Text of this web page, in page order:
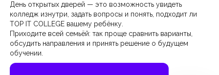
День открытых дверей — это возможность увидеть
колледж изнутри, задать вопросы и понять, подходит ли
TOP IT COLLEGE вашему ребёнку.
Приходите всей семьёй: так проще сравнить варианты,
обсудить направления и принять решение о будущем
обучении.